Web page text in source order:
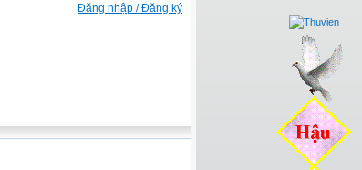
Đăng nhập / Đăng ký